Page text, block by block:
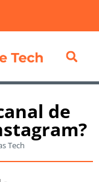
de
Tech